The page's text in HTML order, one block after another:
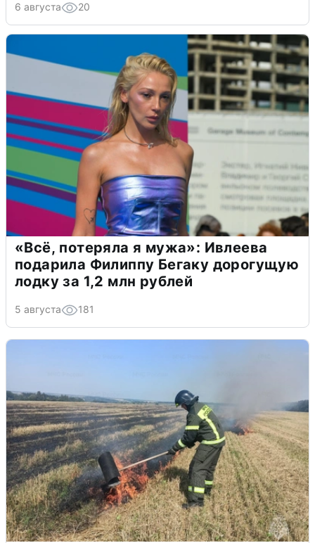
6 августа 20
«Всё, потеряла я мужа»: Ивлеева
подарила Филиппу Бегаку дорогущую
лодку за 1,2 млн рублей
5 августа 181